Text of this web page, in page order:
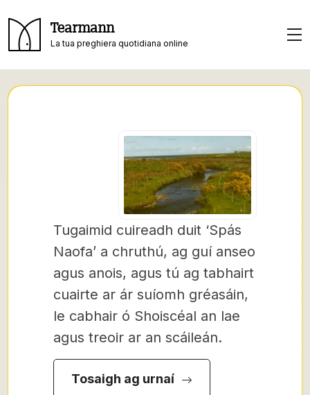
Tearmann
La tua preghiera quotidiana online
Tugaimid cuireadh duit ‘Spás
Naofa’ a chruthú, ag guí anseo
agus anois, agus tú ag tabhairt
cuairte ar ár suíomh gréasáin,
le cabhair ó Shoiscéal an lae
agus treoir ar an scáileán.
Tosaigh ag urnaí